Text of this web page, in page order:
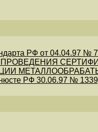
РФ от 04.04.97
РФ 30.06.97 №